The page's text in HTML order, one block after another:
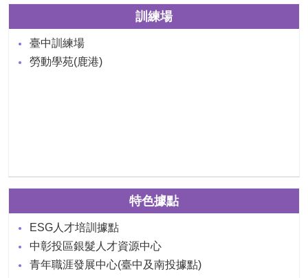
訓練場
臺中訓練場
勞動學苑(鹿港)
特色據點
ESG人才培訓據點
中彰投區銀髮人才資源中心
青年職涯發展中心(臺中及南投據點)